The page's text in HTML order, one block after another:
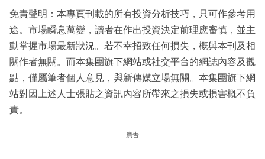
免責聲明：本專頁刊載的所有投資分析技巧，只可作參考用
途。市場瞬息萬變，讀者在作出投資決定前理應審慎，並主
動掌握市場最新狀況。若不幸招致任何損失，概與本刊及相
關作者無關。而本集團旗下網站或社交平台的網誌內容及觀
點，僅屬筆者個人意見，與新傳媒立場無關。本集團旗下網
站對因上述人士張貼之資訊內容所帶來之損失或損害概不負
責。
廣告